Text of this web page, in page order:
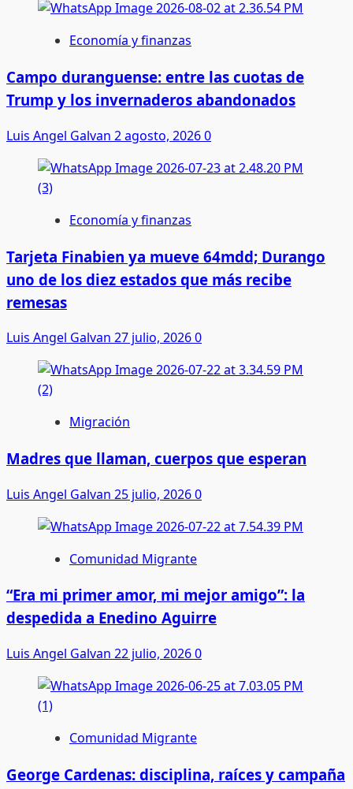
Economía y finanzas
Campo duranguense: entre las cuotas de
Trump y los invernaderos abandonados
Luis Angel Galvan 2 agosto, 20260
Economía y finanzas
Tarjeta Finabien ya mueve 64mdd; Durango
uno de los diez estados que más recibe
remesas
Luis Angel Galvan 27 julio, 20260
Migración
Madres que llaman, cuerpos que esperan
Luis Angel Galvan 25 julio, 20260
Comunidad Migrante
“Era mi primer amor, mi mejor amigo”: la
despedida a Enedino Aguirre
Luis Angel Galvan 22 julio, 20260
Comunidad Migrante
George Cardenas: disciplina, raíces y campaña